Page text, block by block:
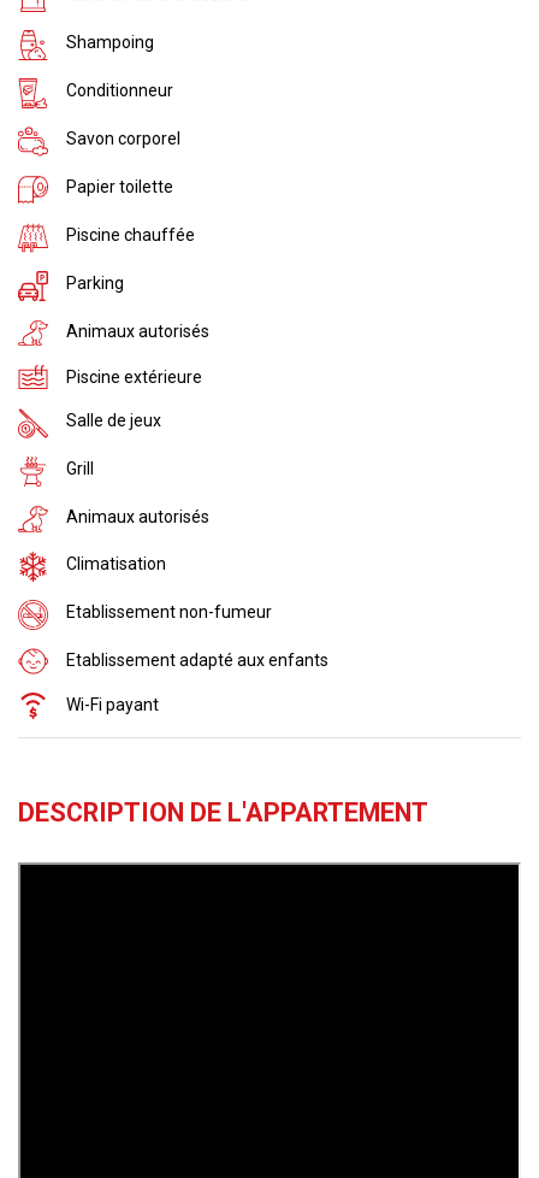
Shampoing
Conditionneur
Savon corporel
Papier toilette
Piscine chauffée
Parking
Animaux autorisés
Piscine extérieure
Salle de jeux
Grill
Animaux autorisés
Climatisation
Etablissement non-fumeur
Etablissement adapté aux enfants
Wi-Fi payant
DESCRIPTION DE L'APPARTEMENT